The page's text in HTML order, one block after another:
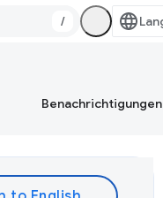
/
Benachrichtigungen